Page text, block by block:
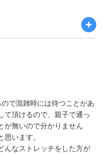
で混雑時には待つことがあ
て頂けるので、親子で通っ
が無いので分かりません
います。
んなストレッチをした方が